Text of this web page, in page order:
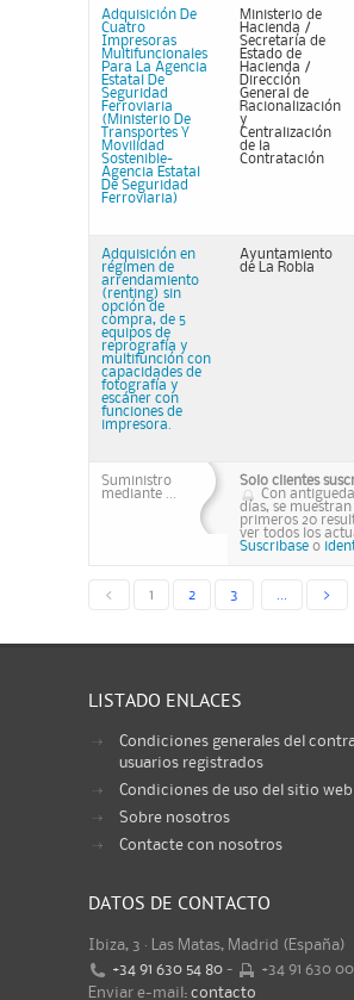
Adquisición De
Cuatro
Impresoras
Multifuncionales
Para La Agencia
Estatal De
Seguridad
Ferroviaria
(Ministerio De
Transportes Y
Movilidad
Sostenible-
Agencia Estatal
De Seguridad
Ferroviaria)
Ministerio de
Hacienda /
Secretaría de
Estado de
Hacienda /
Dirección
General de
Racionalización
y
Centralización
de la
Contratación
Adquisición en
régimen de
arrendamiento
(renting) sin
opción de
compra, de 5
equipos de
reprografía y
multifunción con
capacidades de
fotografía y
escáner con
funciones de
impresora.
Ayuntamiento
de La Robla
Suministro
mediante ...
Solo clientes
Con
días, se muestran
primeros 20
ver todos los
Suscribase o
< 1 2 3 >
LISTADO ENLACES
Condiciones generales del
usuarios registrados
Condiciones de uso del sitio web
Sobre nosotros
Contacte con nosotros
DATOS DE CONTACTO
Ibiza, 3 · Las Matas, Madrid (España)
+34 91 630 54 80 -
+34 91 630
Enviar e-mail: contacto